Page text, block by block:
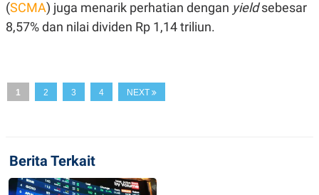
K
G
M
.
I
SITEMAP PROFILETERM
OF
USE
(SCMA) juga menarik perhatian dengan yieldsebesar
8,57% dan nilai dividen Rp 1,14 triliun.
1 2 3 4 NEXT
Berita Terkait